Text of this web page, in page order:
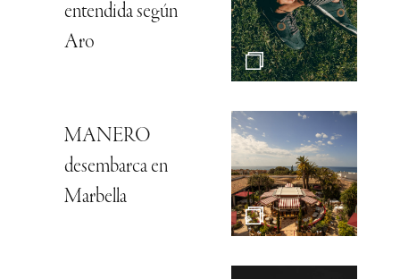
entendida según
Aro
MANERO
desembarca en
Marbella